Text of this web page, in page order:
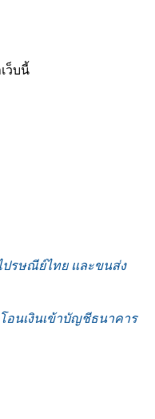
ว็บนี้
รษณีย์ไทย และขนส่ง
อนเงินเข้าบัญชีธนาคาร